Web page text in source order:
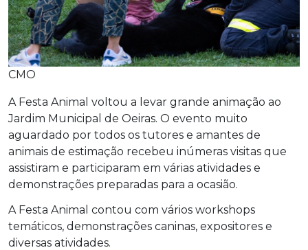
CMO
A Festa Animal voltou a levar grande animação ao
Jardim Municipal de Oeiras. O evento muito
aguardado por todos os tutores e amantes de
animais de estimação recebeu inúmeras visitas que
assistiram e participaram em várias atividades e
demonstrações preparadas para a ocasião.
A Festa Animal contou com vários workshops
temáticos, demonstrações caninas, expositores e
diversas atividades.